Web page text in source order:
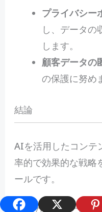
プライバシー
し、データの
します。
顧客データの
の保護に努め
結論
AIを活用したコンテ
率的で効果的な戦略
ールです。